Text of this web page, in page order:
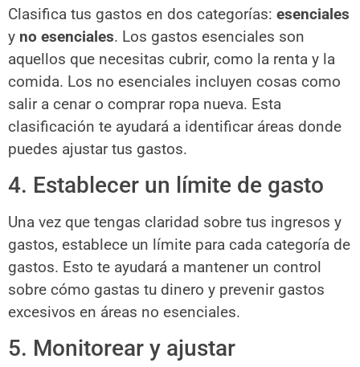
Clasifica tus gastos en dos categorías: esenciales
y no esenciales. Los gastos esenciales son
aquellos que necesitas cubrir, como la renta y la
comida. Los no esenciales incluyen cosas como
salir a cenar o comprar ropa nueva. Esta
clasificación te ayudará a identificar áreas donde
puedes ajustar tus gastos.
4. Establecer un límite de gasto
Una vez que tengas claridad sobre tus ingresos y
gastos, establece un límite para cada categoría de
gastos. Esto te ayudará a mantener un control
sobre cómo gastas tu dinero y prevenir gastos
excesivos en áreas no esenciales.
5. Monitorear y ajustar